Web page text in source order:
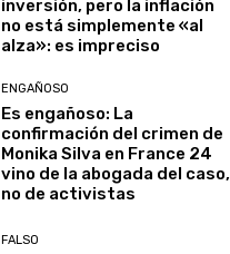
inversión, pero la inflación
no está simplemente «al
alza»: es impreciso
ENGAÑOSO
Es engañoso: La
confirmación del crimen de
Monika Silva en France 24
vino de la abogada del caso,
no de activistas
FALSO